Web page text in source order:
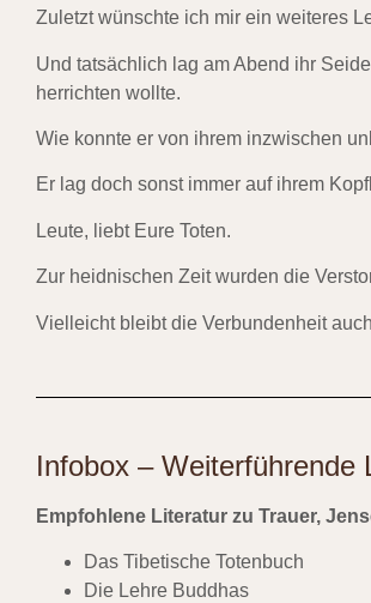
Zuletzt wünschte ich mir ein weiteres
Und tatsächlich lag am Abend ihr
herrichten wollte.
Wie konnte er von ihrem inzwischen
Er lag doch sonst immer auf ihrem
Leute, liebt Eure Toten.
Zur heidnischen Zeit wurden die
Vielleicht bleibt die Verbundenheit
Infobox – Weiterführende
Empfohlene Literatur zu Trauer,
Das Tibetische Totenbuch
Die Lehre Buddhas